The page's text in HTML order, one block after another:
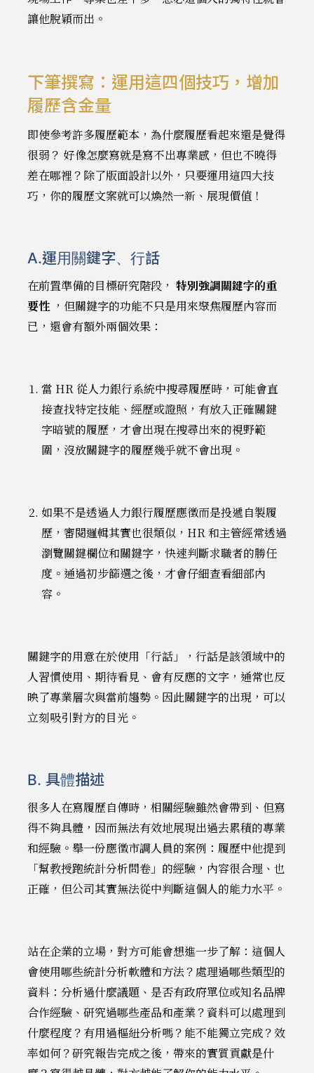
讓他脫穎而出。
下筆撰寫：運用這四個技巧，增加
履歷含金量
即使參考許多履歷範本，為什麼履歷看起來還是覺得
很弱？ 好像怎麼寫就是寫不出專業感，但也不曉得
差在哪裡？除了版面設計以外，只要運用這四大技
巧，你的履歷文案就可以煥然一新、展現價值！
A.運用關鍵字、行話
在前置準備的目標研究階段， 特別強調關鍵字的重
要性，但關鍵字的功能不只是用來聚焦履歷內容而
已，還會有額外兩個效果：
當 HR 從人力銀行系統中搜尋履歷時，可能會直
接查找特定技能、經歷或證照，有放入正確關鍵
字暗號的履歷，才會出現在搜尋出來的視野範
圍，沒放關鍵字的履歷幾乎就不會出現。
如果不是透過人力銀行履歷應徵而是投遞自製履
歷，審閱邏輯其實也很類似，HR 和主管經常透過
瀏覽關鍵欄位和關鍵字，快速判斷求職者的勝任
度。通過初步篩選之後，才會仔細查看細部內
容。
關鍵字的用意在於使用「行話」，行話是該領域中的
人習慣使用、期待看見、會有反應的文字，通常也反
映了專業層次與當前趨勢。因此關鍵字的出現，可以
立刻吸引對方的目光。
B. 具體描述
很多人在寫履歷自傳時，相關經驗雖然會帶到、但寫
得不夠具體，因而無法有效地展現出過去累積的專業
和經驗。舉一份應徵市調人員的案例：履歷中他提到
「幫教授跑統計分析問卷」的經驗，內容很合理、也
正確，但公司其實無法從中判斷這個人的能力水平。
站在企業的立場，對方可能會想進一步了解：這個人
會使用哪些統計分析軟體和方法？處理過哪些類型的
資料：分析過什麼議題、是否有政府單位或知名品牌
合作經驗、研究過哪些產品和產業？資料可以處理到
什麼程度？有用過樞紐分析嗎？能不能獨立完成？效
率如何？研究報告完成之後，帶來的實質貢獻是什